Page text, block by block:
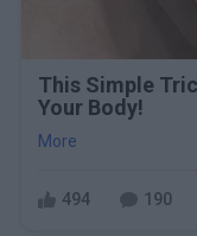
This Simple
Your Body!
More
494 190